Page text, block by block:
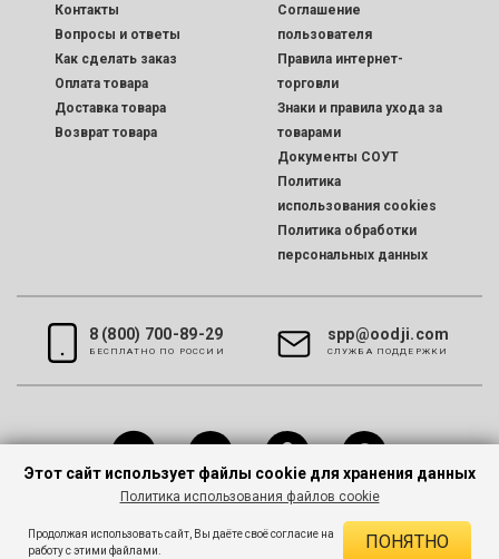
Контакты
Вопросы и ответы
Как сделать заказ
Оплата товара
Доставка товара
Возврат товара
Соглашение
пользователя
Правила интернет-
торговли
Знаки и правила ухода за
товарами
Документы СОУТ
Политика
использования cookies
Политика обработки
персональных данных
8 (800) 700-89-29
БЕСПЛАТНО ПО РОССИИ
spp@oodji.com
CЛУЖБА ПОДДЕРЖКИ
Этот сайт использует файлы cookie для хранения данных
Политика использования файлов cookie
Продолжая использовать сайт, Вы даёте своё согласие на
работу с этими файлами.
ПОНЯТНО